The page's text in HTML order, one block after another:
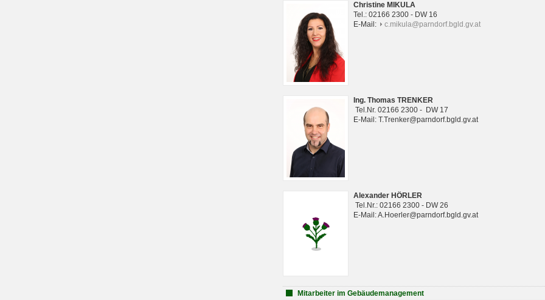
Christine MIKULA
Tel.: 02166 2300 - DW 16
E-Mail:
c.mikula@parndorf.bgld.gv.at
Ing. Thomas TRENKER
Tel.Nr. 02166 2300 - DW 17
E-Mail: T.Trenker@parndorf.bgld.gv.at
Alexander HÖRLER
Tel.Nr.: 02166 2300 - DW 26
E-Mail: A.Hoerler@parndorf.bgld.gv.at
Mitarbeiter im Gebäudemanagement